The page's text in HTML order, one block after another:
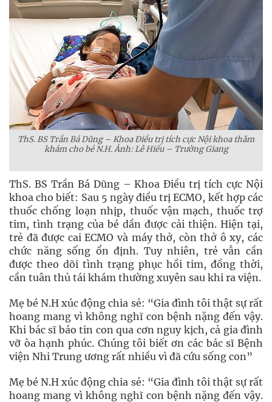
ThS. BS Trần Bá Dũng – Khoa Điều trị tích cực Nội khoa thăm
khám cho bé N.H. Ảnh: Lê Hiếu – Trường Giang
ThS. BS Trần Bá Dũng – Khoa Điều trị tích cực Nội
khoa cho biết: Sau 5 ngày điều trị ECMO, kết hợp các
thuốc chống loạn nhịp, thuốc vận mạch, thuốc trợ
tim, tình trạng của bé dần được cải thiện. Hiện tại,
trẻ đã được cai ECMO và máy thở, còn thở ô xy, các
chức năng sống ổn định. Tuy nhiên, trẻ vẫn cần
được theo dõi tình trạng phục hồi tim, đồng thời,
cần tuân thủ tái khám thường xuyên sau khi ra viện.
Mẹ bé N.H xúc động chia sẻ: “Gia đình tôi thật sự rất
hoang mang vì không nghĩ con bệnh nặng đến vậy.
Khi bác sĩ báo tin con qua cơn nguy kịch, cả gia đình
vỡ òa hạnh phúc. Chúng tôi biết ơn các bác sĩ Bệnh
viện Nhi Trung ương rất nhiều vì đã cứu sống con”
Mẹ bé N.H xúc động chia sẻ: “Gia đình tôi thật sự rất
hoang mang vì không nghĩ con bệnh nặng đến vậy.